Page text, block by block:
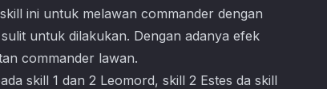
ini untuk melawan commander dengan
untuk dilakukan. Dengan adanya efek
commander lawan.
skill 1 dan 2 Leomord, skill 2 Estes da skill